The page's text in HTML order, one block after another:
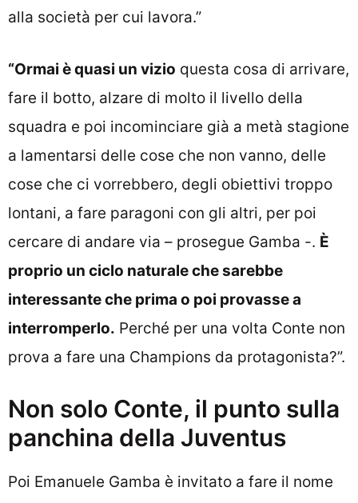
alla società per cui lavora.”
“Ormai è quasi un vizio questa cosa di arrivare,
fare il botto, alzare di molto il livello della
squadra e poi incominciare già a metà stagione
a lamentarsi delle cose che non vanno, delle
cose che ci vorrebbero, degli obiettivi troppo
lontani, a fare paragoni con gli altri, per poi
cercare di andare via – prosegue Gamba -. È
proprio un ciclo naturale che sarebbe
interessante che prima o poi provasse a
interromperlo. Perché per una volta Conte non
prova a fare una Champions da protagonista?”.
Non solo Conte, il punto sulla
panchina della Juventus
Poi Emanuele Gamba è invitato a fare il nome